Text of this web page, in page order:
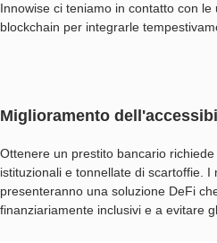
Innowise ci teniamo in contatto con
blockchain per integrarle
Miglioramento
Ottenere un prestito bancario
istituzionali e tonnellate di scartoffie.
presenteranno una soluzione DeFi
finanziariamente inclusivi e a evitare